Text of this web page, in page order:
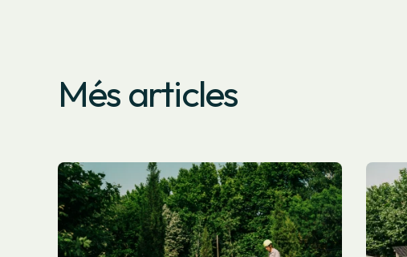
Més articles